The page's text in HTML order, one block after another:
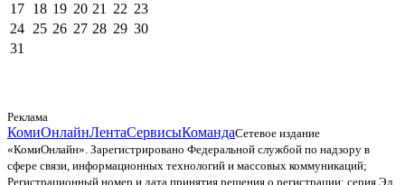
17 18 19 20 21 22 23
24 25 26 27 28 29 30
31
Реклама
КомиОнлайнЛентаСервисыКомандаСетевое издание
«КомиОнлайн». Зарегистрировано Федеральной службой по надзору в
сфере связи, информационных технологий и массовых коммуникаций;
Регистрационный номер и дата принятия решения о регистрации: серия Эл